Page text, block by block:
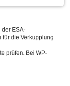
der ESA-
für die Verkupplung
prüfen. Bei WP-